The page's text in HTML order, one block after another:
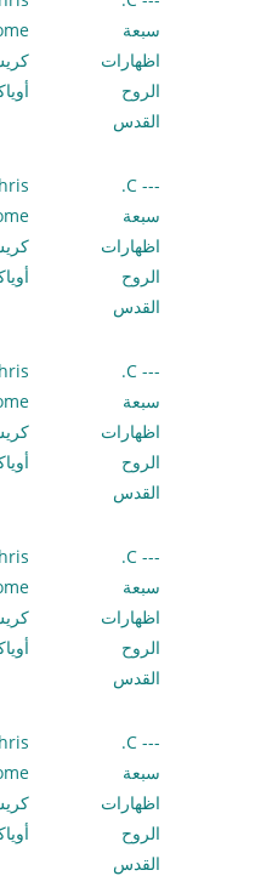
سبعة
اظهارات
الروح
القدس
--- C.
سبعة
اظهارات
الروح
القدس
--- C.
سبعة
اظهارات
الروح
القدس
--- C.
سبعة
اظهارات
الروح
القدس
--- C.
سبعة
اظهارات
الروح
القدس